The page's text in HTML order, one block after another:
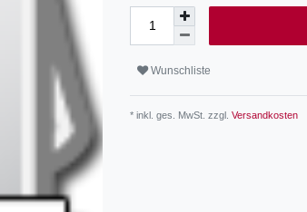
Wunschliste
* inkl. ges. MwSt. zzgl. Versandkosten